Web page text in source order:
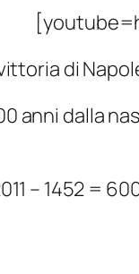
di
anni dalla
– 1452 =